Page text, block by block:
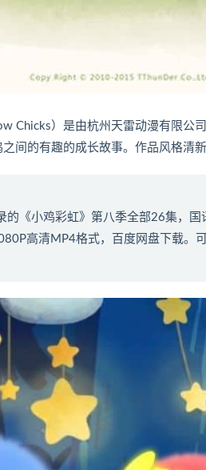
Chicks）是由杭州天雷动漫有限
间的有趣的成长故事。作品风格清
的《小鸡彩虹》第八季全部26集，
高清MP4格式，百度网盘下载。